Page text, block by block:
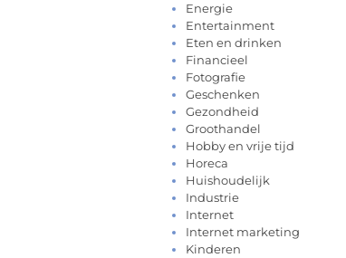
Energie
Entertainment
Eten en drinken
Financieel
Fotografie
Geschenken
Gezondheid
Groothandel
Hobby en vrije tijd
Horeca
Huishoudelijk
Industrie
Internet
Internet marketing
Kinderen